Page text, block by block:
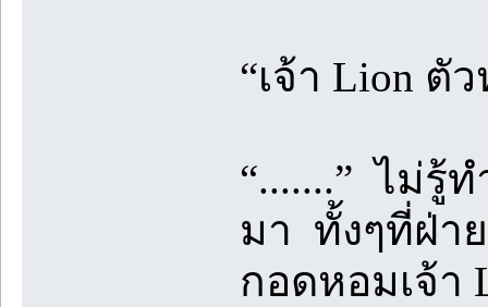
“เจ้า Lion ตั
“.......” ไม่รู้
มา ทั้งๆที่ฝ่า
กอดหอมเจ้า